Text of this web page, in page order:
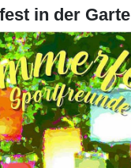
in der